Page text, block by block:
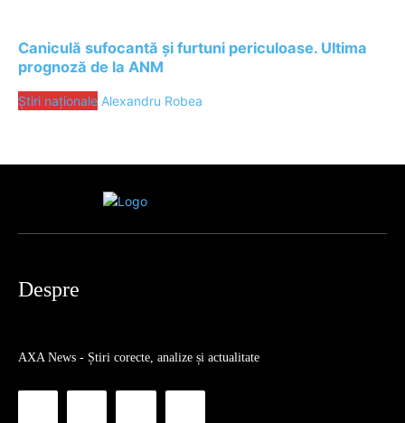
Caniculă sufocantă și furtuni periculoase. Ultima
prognoză de la ANM
Știri naționale Alexandru Robea
Despre
AXA News - Știri corecte, analize și actualitate